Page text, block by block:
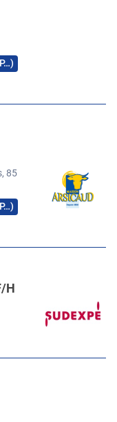
85
H